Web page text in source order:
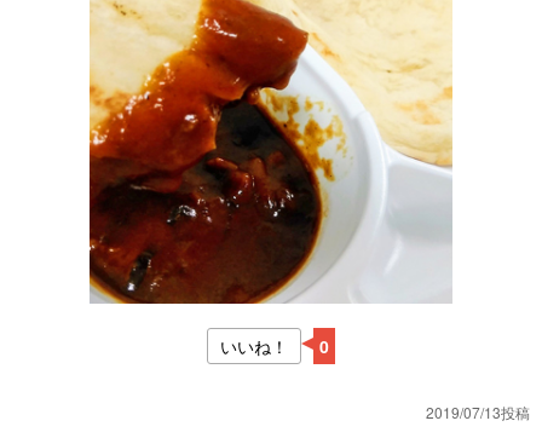
いいね！ 0
2019/07/13投稿